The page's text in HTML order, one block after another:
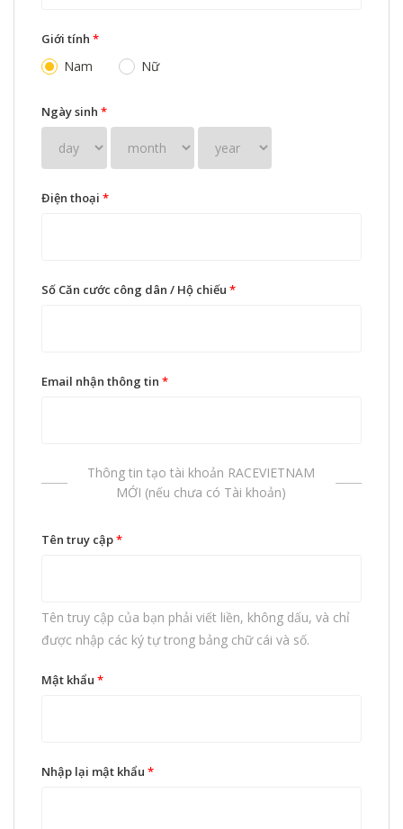
Giới tính *
Nam Nữ
Ngày sinh *
Điện thoại *
Số Căn cước công dân / Hộ chiếu *
Email nhận thông tin *
Thông tin tạo tài khoản RACEVIETNAM
MỚI (nếu chưa có Tài khoản)
Tên truy cập*
Tên truy cập của bạn phải viết liền, không dấu, và chỉ
được nhập các ký tự trong bảng chữ cái và số.
Mật khẩu *
Nhập lại mật khẩu *